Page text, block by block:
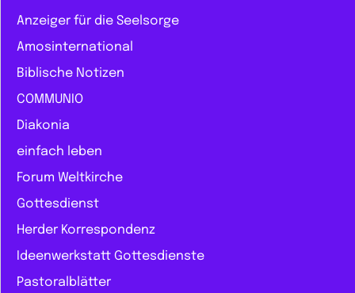
Anzeiger für die Seelsorge
Amosinternational
Biblische Notizen
COMMUNIO
Diakonia
einfach leben
Forum Weltkirche
Gottesdienst
Herder Korrespondenz
Ideenwerkstatt Gottesdienste
Pastoralblätter